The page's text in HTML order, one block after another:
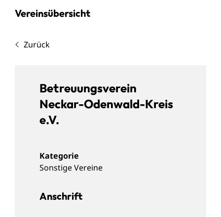
Vereinsübersicht
Zurück
Betreuungsverein
Neckar-Odenwald-Kreis
e.V.
Sonstige Vereine
Anschrift